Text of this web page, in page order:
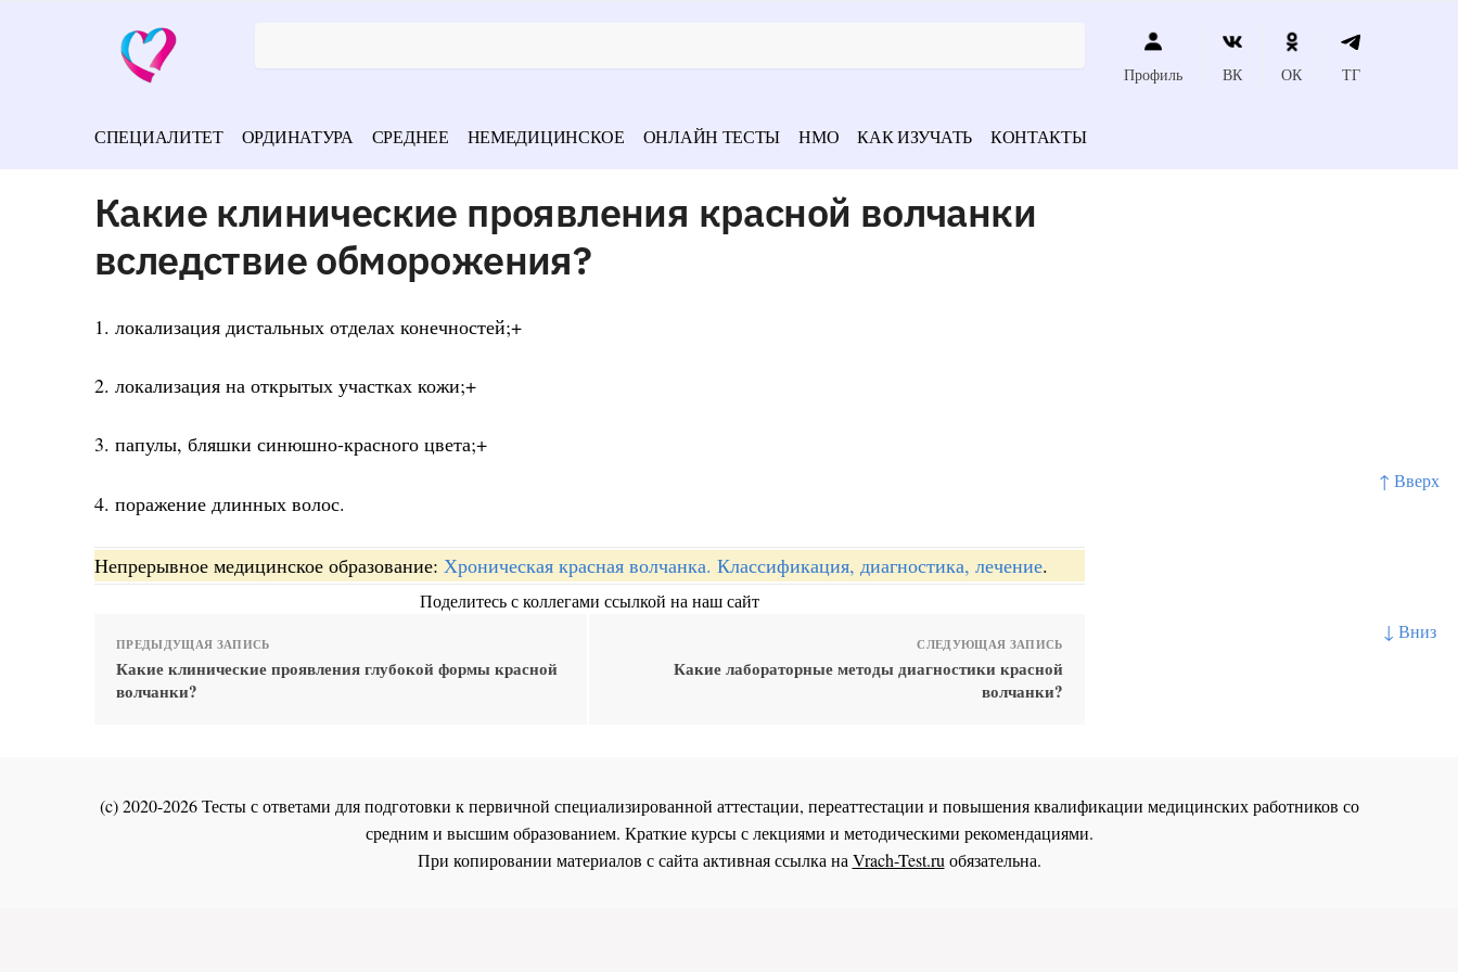
↑ Вверх
↓ Вниз
Профиль ВК ОК ТГ
СПЕЦИАЛИТЕТ ОРДИНАТУРА СРЕДНЕЕ НЕМЕДИЦИНСКОЕ ОНЛАЙН ТЕСТЫ НМО КАК ИЗУЧАТЬ КОНТАКТЫ
Какие клинические проявления красной волчанки
вследствие обморожения?
1. локализация дистальных отделах конечностей;+
2. локализация на открытых участках кожи;+
3. папулы, бляшки синюшно-красного цвета;+
4. поражение длинных волос.
Непрерывное медицинское образование: Хроническая красная волчанка. Классификация, диагностика, лечение.
Поделитесь с коллегами ссылкой на наш сайт
ПРЕДЫДУЩАЯ ЗАПИСЬ
Какие клинические проявления глубокой формы красной
волчанки?
СЛЕДУЮЩАЯ ЗАПИСЬ
Какие лабораторные методы диагностики красной
волчанки?
(c) 2020-2026 Тесты с ответами для подготовки к первичной специализированной аттестации, переаттестации и повышения квалификации медицинских работников со
средним и высшим образованием. Краткие курсы с лекциями и методическими рекомендациями.
При копировании материалов с сайта активная ссылка наVrach-Test.ruобязательна.